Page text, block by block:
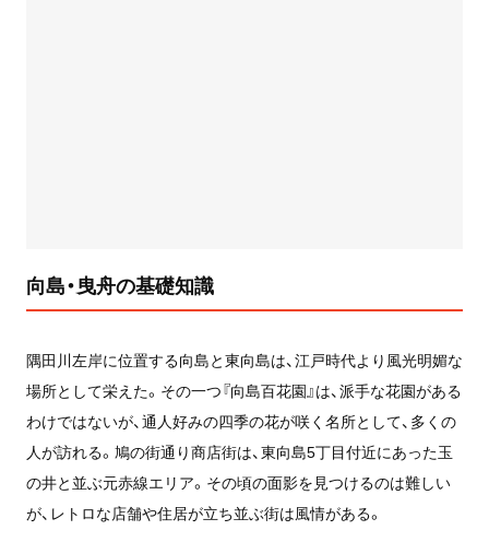
向島・曳舟の基礎知識
隅田川左岸に位置する向島と東向島は、江戸時代より風光明媚な
場所として栄えた。その一つ『向島百花園』は、派手な花園がある
わけではないが、通人好みの四季の花が咲く名所として、多くの
人が訪れる。鳩の街通り商店街は、東向島5丁目付近にあった玉
の井と並ぶ元赤線エリア。その頃の面影を見つけるのは難しい
が、レトロな店舗や住居が立ち並ぶ街は風情がある。